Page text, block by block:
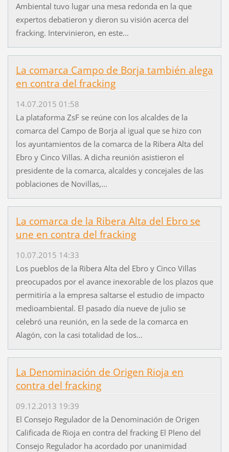
Ambiental tuvo lugar una mesa redonda en la que
expertos debatieron y dieron su visión acerca del
fracking. Intervinieron, en este...
La comarca Campo de Borja también alega
en contra del fracking
14.07.2015 01:58
La plataforma ZsF se reúne con los alcaldes de la
comarca del Campo de Borja al igual que se hizo con
los ayuntamientos de la comarca de la Ribera Alta del
Ebro y Cinco Villas. A dicha reunión asistieron el
presidente de la comarca, alcaldes y concejales de las
poblaciones de Novillas,...
La comarca de la Ribera Alta del Ebro se
une en contra del fracking
10.07.2015 14:33
Los pueblos de la Ribera Alta del Ebro y Cinco Villas
preocupados por el avance inexorable de los plazos que
permitiría a la empresa saltarse el estudio de impacto
medioambiental. El pasado día nueve de julio se
celebró una reunión, en la sede de la comarca en
Alagón, con la casi totalidad de los...
La Denominación de Origen Rioja en
contra del fracking
09.12.2013 19:39
El Consejo Regulador de la Denominación de Origen
Calificada de Rioja en contra del fracking El Pleno del
Consejo Regulador ha acordado por unanimidad